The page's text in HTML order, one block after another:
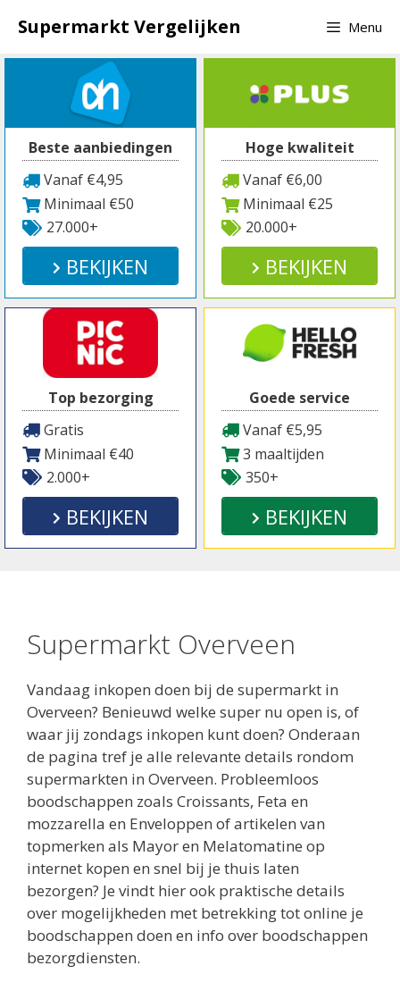
naar
inhoud
Supermarkt Vergelijken Menu
Beste aanbiedingen
Vanaf €4,95
Minimaal €50
27.000+
BEKIJKEN
Hoge kwaliteit
Vanaf €6,00
Minimaal €25
20.000+
BEKIJKEN
Top bezorging
Gratis
Minimaal €40
2.000+
BEKIJKEN
Goede service
Vanaf €5,95
3 maaltijden
350+
BEKIJKEN
Supermarkt Overveen
Vandaag inkopen doen bij de supermarkt in
Overveen? Benieuwd welke super nu open is, of
waar jij zondags inkopen kunt doen? Onderaan
de pagina tref je alle relevante details rondom
supermarkten in Overveen. Probleemloos
boodschappen zoals Croissants, Feta en
mozzarella en Enveloppen of artikelen van
topmerken als Mayor en Melatomatine op
internet kopen en snel bij je thuis laten
bezorgen? Je vindt hier ook praktische details
over mogelijkheden met betrekking tot online je
boodschappen doen en info over boodschappen
bezorgdiensten.